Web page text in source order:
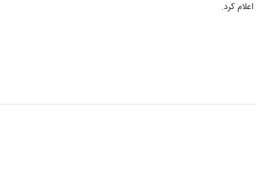
داشت
آن به اماکن اقامتی هتل جلوگیری شد و این حادثه بدون
کرد.